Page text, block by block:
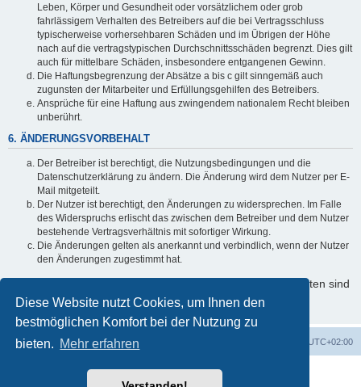
Diese Website nutzt Cookies, um Ihnen den
bestmöglichen Komfort bei der Nutzung zu
bieten. Mehr erfahren
Leben, Körper und Gesundheit oder vorsätzlichem oder grob
fahrlässigem Verhalten des Betreibers auf die bei Vertragsschluss
typischerweise vorhersehbaren Schäden und im Übrigen der Höhe
nach auf die vertragstypischen Durchschnittsschäden begrenzt. Dies gilt
auch für mittelbare Schäden, insbesondere entgangenen Gewinn.
Die Haftungsbegrenzung der Absätze a bis c gilt sinngemäß auch
zugunsten der Mitarbeiter und Erfüllungsgehilfen des Betreibers.
Ansprüche für eine Haftung aus zwingendem nationalem Recht bleiben
unberührt.
6. ÄNDERUNGSVORBEHALT
Der Betreiber ist berechtigt, die Nutzungsbedingungen und die
Datenschutzerklärung zu ändern. Die Änderung wird dem Nutzer per E-
Mail mitgeteilt.
Der Nutzer ist berechtigt, den Änderungen zu widersprechen. Im Falle
des Widerspruchs erlischt das zwischen dem Betreiber und dem Nutzer
bestehende Vertragsverhältnis mit sofortiger Wirkung.
Die Änderungen gelten als anerkannt und verbindlich, wenn der Nutzer
den Änderungen zugestimmt hat.
Informationen über den Umgang mit Ihren persönlichen Daten sind
in der Datenschutzerklärung enthalten.
Startseite Foren-Übersicht UTC+02:00
Powered byphpBB® Forum Software © phpBB Limited
Deutsche Übersetzung durch